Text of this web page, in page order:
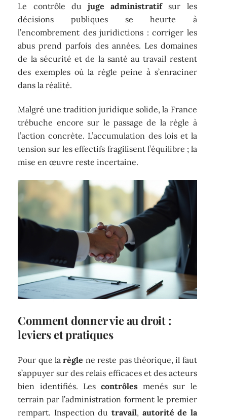
Le contrôle du juge administratifsur les
décisions publiques se heurte à
l’encombrement des juridictions : corriger les
abus prend parfois des années. Les domaines
de la sécurité et de la santé au travail restent
des exemples où la règle peine à s’enraciner
dans la réalité.
Malgré une tradition juridique solide, la France
trébuche encore sur le passage de la règle à
l’action concrète. L’accumulation des lois et la
tension sur les effectifs fragilisent l’équilibre ; la
mise en œuvre reste incertaine.
Comment donner vie au droit :
leviers et pratiques
Pour que larègle ne reste pas théorique, il faut
s’appuyer sur des relais efficaces et des acteurs
bien identifiés. Les contrôles menés sur le
terrain par l’administration forment le premier
rempart. Inspection du travail, autorité de la